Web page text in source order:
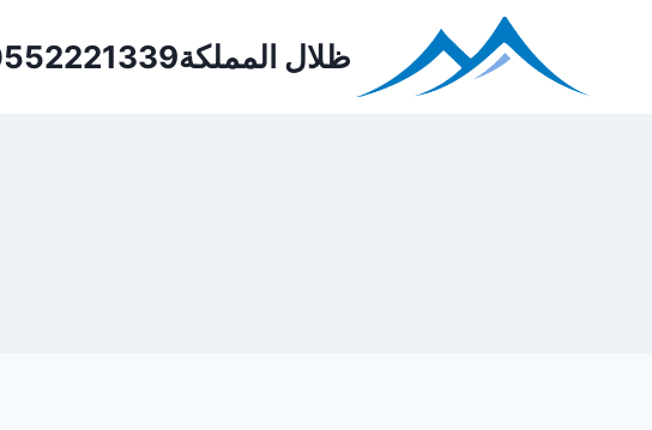
ظلال المملكة0552221339